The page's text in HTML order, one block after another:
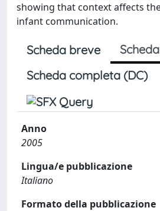
showing that context affects
infant communication.
Scheda breve
Scheda completa (DC)
Anno
2005
Lingua/e pubblicazione
Italiano
Formato della pubblicazione